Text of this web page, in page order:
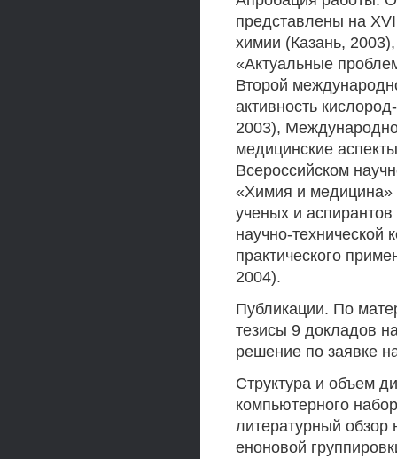
представлены на
химии (Казань,
«Актуальные
Второй
активность
2003),
медицинские
Всероссийском
«Химия и медицина»
ученых и
научно-технической
практического
2004).
Публикации. По
тезисы 9 докладов
решение по заявке
Структура и объем
компьютерного
литературный обзор
еноновой